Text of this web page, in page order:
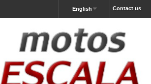
Contact us
English